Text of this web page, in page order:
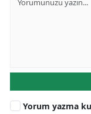
Yorum yazma